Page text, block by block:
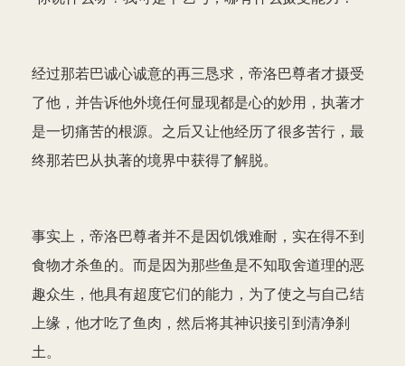
经过那若巴诚心诚意的再三恳求，帝洛巴尊者才摄受
了他，并告诉他外境任何显现都是心的妙用，执著才
是一切痛苦的根源。之后又让他经历了很多苦行，最
终那若巴从执著的境界中获得了解脱。
事实上，帝洛巴尊者并不是因饥饿难耐，实在得不到
食物才杀鱼的。而是因为那些鱼是不知取舍道理的恶
趣众生，他具有超度它们的能力，为了使之与自己结
上缘，他才吃了鱼肉，然后将其神识接引到清净刹
土。